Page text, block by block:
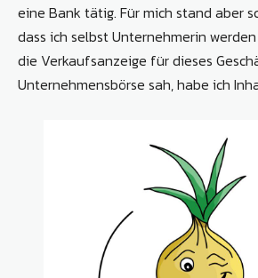
eine Bank tätig. Für mich stand aber
dass ich selbst Unternehmerin
die Verkaufsanzeige für dieses
Unternehmensbörse sah, habe ich